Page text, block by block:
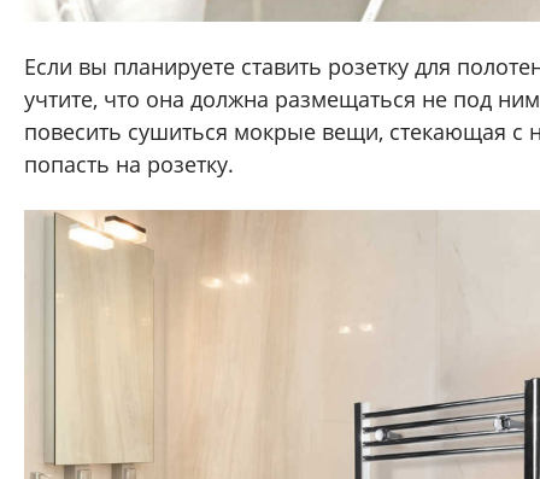
Если вы планируете ставить розетку для
учтите, что она должна размещаться не под
повесить сушиться мокрые вещи, стекающая с
попасть на розетку.